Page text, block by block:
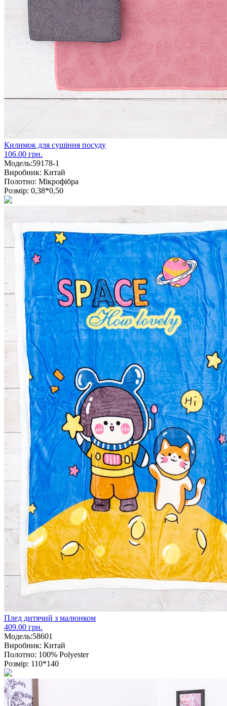
Килимок для сушіння посуду
106.00 грн.
Модель:59178-1
Виробник: Китай
Полотно: Мікрофібра
Розмір: 0,38*0,50
Плед дитячий з малюнком
409.00 грн.
Модель:58601
Виробник: Китай
Полотно: 100% Polyester
Розмір: 110*140